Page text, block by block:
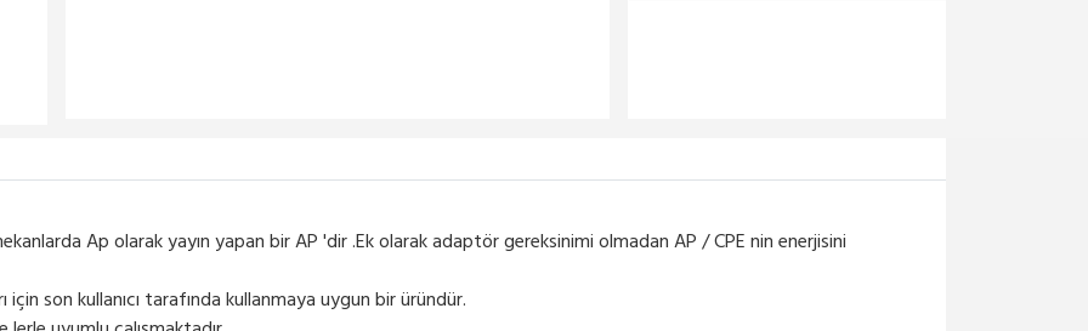
Ap olarak yayın yapan bir AP 'dir .Ek olarak adaptör gereksinimi olmadan AP / CPE nin enerjisini
son kullanıcı tarafında kullanmaya uygun bir üründür.